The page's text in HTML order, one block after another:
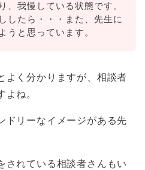
、我慢している状態です。
したら・・・また、先生に
うと思っています。
よく分かりますが、相談者
よね。
ドリーなイメージがある先
されている相談者さんもい